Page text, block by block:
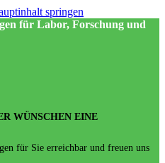
springen
für Labor, Forschung und
WÜNSCHEN EINE
für Sie erreichbar und freuen uns